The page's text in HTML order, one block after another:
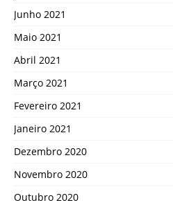
Junho 2021
Maio 2021
Abril 2021
Março 2021
Fevereiro 2021
Janeiro 2021
Dezembro 2020
Novembro 2020
Outubro 2020